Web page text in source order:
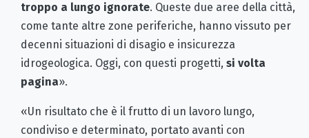
troppo a lungo ignorate. Queste due aree della città,
come tante altre zone periferiche, hanno vissuto per
decenni situazioni di disagio e insicurezza
idrogeologica. Oggi, con questi progetti, si volta
pagina».
«Un risultato che è il frutto di un lavoro lungo,
condiviso e determinato, portato avanti con